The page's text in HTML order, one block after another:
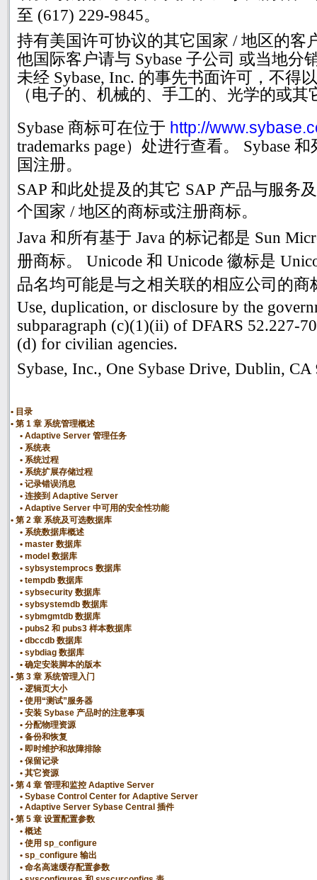
至 (617) 229-9845。
持有美国许可协议的其它国家/地区的客
他国际客户请与 Sybase子公司 或当地分
未经 Sybase, Inc. 的事先书面许可，不得
（电子的、机械的、手工的、光学的或
Sybase商标可在位于 http://
trademarks page）处进行查看。 Sybase和
国注册。
SAP和此处提及的其它 SAP 产品与服务
个国家/地区的商标或注册商标。
Java和所有基于Java 的标记都是 Sun
册商标。Unicode和Unicode徽标是
品名均可能是与之相关联的相应公司的商
Use, duplication, or disclosure by the
subparagraph (c)(1)(ii) of DFARS 52.227-
(d) for civilian agencies.
Sybase, Inc., One Sybase Drive, Dublin, CA
目录
第 1 章 系统管理概述
Adaptive Server 管理任务
系统表
系统过程
系统扩展存储过程
记录错误消息
连接到 Adaptive Server
Adaptive Server 中可用的安全性功能
第 2 章 系统及可选数据库
系统数据库概述
master 数据库
model 数据库
sybsystemprocs 数据库
tempdb 数据库
sybsecurity 数据库
sybsystemdb 数据库
sybmgmtdb 数据库
pubs2 和 pubs3 样本数据库
dbccdb 数据库
sybdiag 数据库
确定安装脚本的版本
第 3 章 系统管理入门
逻辑页大小
使用“测试”服务器
安装 Sybase 产品时的注意事项
分配物理资源
备份和恢复
即时维护和故障排除
保留记录
其它资源
第 4 章 管理和监控 Adaptive Server
Sybase Control Center for Adaptive Server
Adaptive Server Sybase Central 插件
第 5 章 设置配置参数
概述
使用 sp_configure
sp_configure 输出
命名高速缓存配置参数